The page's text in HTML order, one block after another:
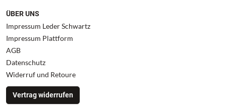
ÜBER UNS
Impressum Leder Schwartz
Impressum Plattform
AGB
Datenschutz
Widerruf und Retoure
Vertrag widerrufen